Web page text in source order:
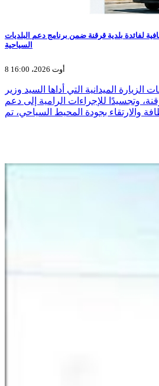
لفائدة بلدية قرقنة ضمن برنامج دعم البلديات
السياحية
8 أوت 2026، 16:00
الميدانية التي أداها السيد وزير
وتجسيدًا للإجراءات الرامية إلى دعم